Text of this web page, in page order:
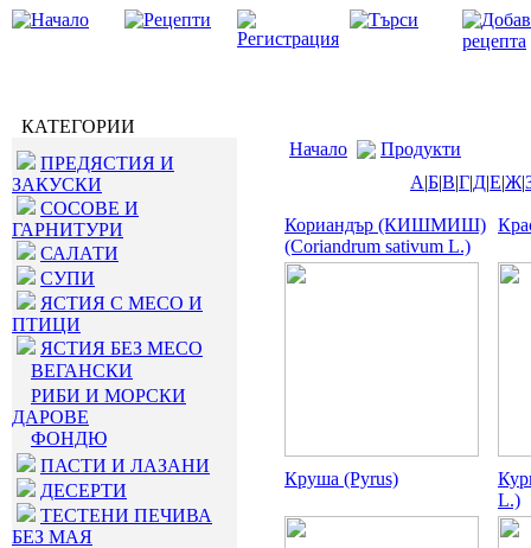
КАТЕГОРИИ
ПРЕДЯСТИЯ И
ЗАКУСКИ
СОСОВЕ И
ГАРНИТУРИ
САЛАТИ
СУПИ
ЯСТИЯ С МЕСО И
ПТИЦИ
ЯСТИЯ БЕЗ МЕСО
ВЕГАНСКИ
РИБИ И МОРСКИ
ДАРОВЕ
ФОНДЮ
ПАСТИ И ЛАЗАНИ
ДЕСЕРТИ
ТЕСТЕНИ ПЕЧИВА
БЕЗ МАЯ
Начало
Продукти
А|Б|В|Г|Д|Е|Ж|
Кориандър (КИШМИШ)
(Coriandrum sativum L.)
Круша (Pyrus)
L.)